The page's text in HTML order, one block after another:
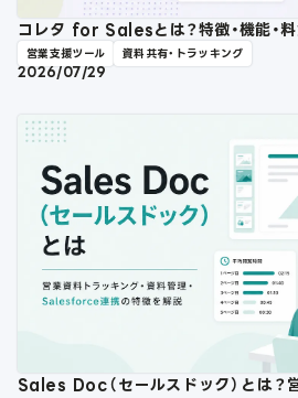
コレタ for Salesとは？特徴・機能・料
営業支援ツール 資料共有・トラッキング
2026/07/29
Sales Doc（セールスドック）とは？